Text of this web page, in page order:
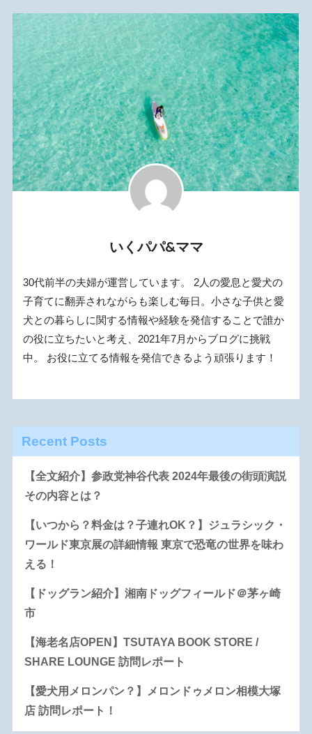
いくパパ&ママ
30代前半の夫婦が運営しています。 2人の愛息と愛犬の
子育てに翻弄されながらも楽しむ毎日。小さな子供と愛
犬との暮らしに関する情報や経験を発信することで誰か
の役に立ちたいと考え、2021年7月からブログに挑戦
中。 お役に立てる情報を発信できるよう頑張ります！
Recent Posts
【全文紹介】参政党神谷代表 2024年最後の街頭演説
その内容とは？
【いつから？料金は？子連れOK？】ジュラシック・
ワールド東京展の詳細情報 東京で恐竜の世界を味わ
える！
【ドッグラン紹介】湘南ドッグフィールド＠茅ヶ崎
市
【海老名店OPEN】TSUTAYA BOOK STORE /
SHARE LOUNGE 訪問レポート
【愛犬用メロンパン？】メロンドゥメロン相模大塚
店 訪問レポート！